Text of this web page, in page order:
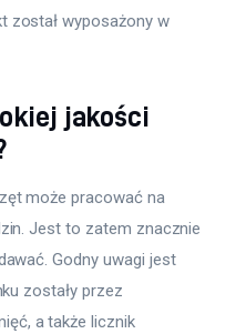
został wyposażony w
jakości
może pracować na
Jest to zatem znacznie
Godny uwagi jest
zostały przez
a także licznik